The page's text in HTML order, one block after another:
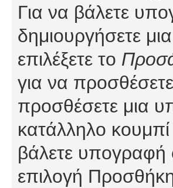
Για να βάλετε
δημιουργήσετε
επιλέξετε το
για να
προσθέσετε μια
κατάλληλο
βάλετε υπογραφή
επιλογή